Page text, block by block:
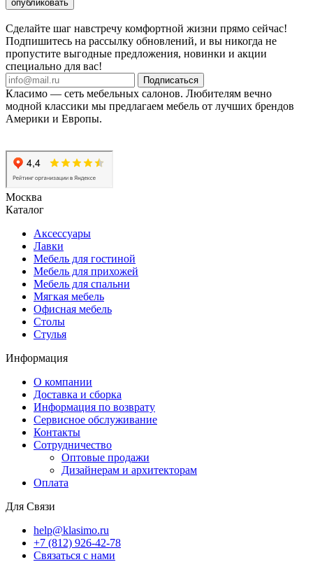
Сделайте шаг навстречу комфортной жизни прямо сейчас!
Подпишитесь на рассылку обновлений, и вы никогда не
пропустите выгодные предложения, новинки и акции
специально для вас!
Подписаться
Класимо — cеть мебельных салонов. Любителям вечно
модной классики мы предлагаем мебель от лучших брендов
Америки и Европы.
Москва
Каталог
Аксессуары
Лавки
Мебель для гостиной
Мебель для прихожей
Мебель для спальни
Мягкая мебель
Офисная мебель
Столы
Стулья
Информация
О компании
Доставка и сборка
Информация по возврату
Сервисное обслуживание
Контакты
Сотрудничество
Оптовые продажи
Дизайнерам и архитекторам
Оплата
Для Связи
help@klasimo.ru
+7 (812) 926-42-78
Связаться с нами